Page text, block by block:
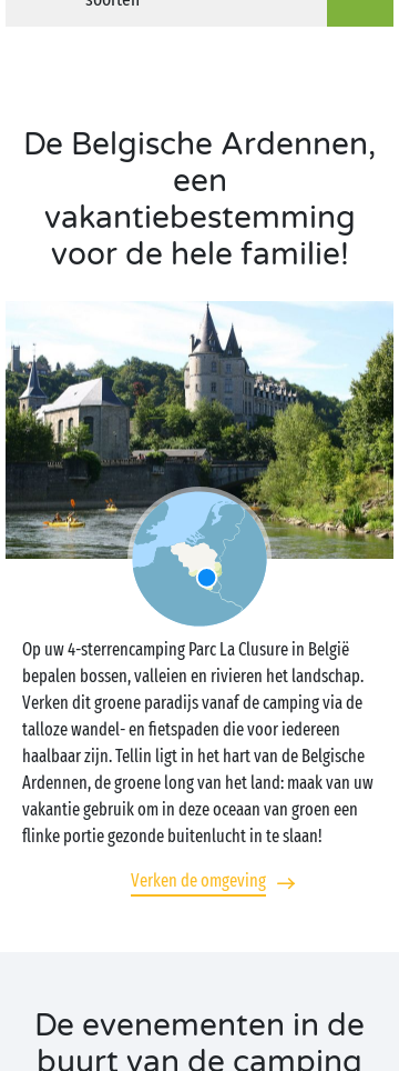
De Belgische Ardennen,
een
vakantiebestemming
voor de hele familie!
Op uw 4-sterrencamping Parc La Clusure in België
bepalen bossen, valleien en rivieren het landschap.
Verken dit groene paradijs vanaf de camping via de
talloze wandel- en fietspaden die voor iedereen
haalbaar zijn. Tellin ligt in het hart van de Belgische
Ardennen, de groene long van het land: maak van uw
vakantie gebruik om in deze oceaan van groen een
flinke portie gezonde buitenlucht in te slaan!
Verken de omgeving
De evenementen in de
buurt van de camping